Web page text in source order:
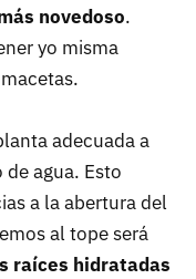
novedoso.
yo misma
adecuada a
agua. Esto
a la abertura del
al tope será
raíces hidratadas